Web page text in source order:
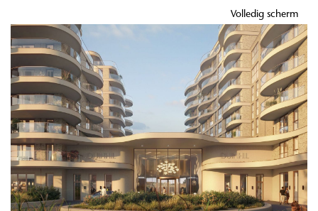
Volledig scherm